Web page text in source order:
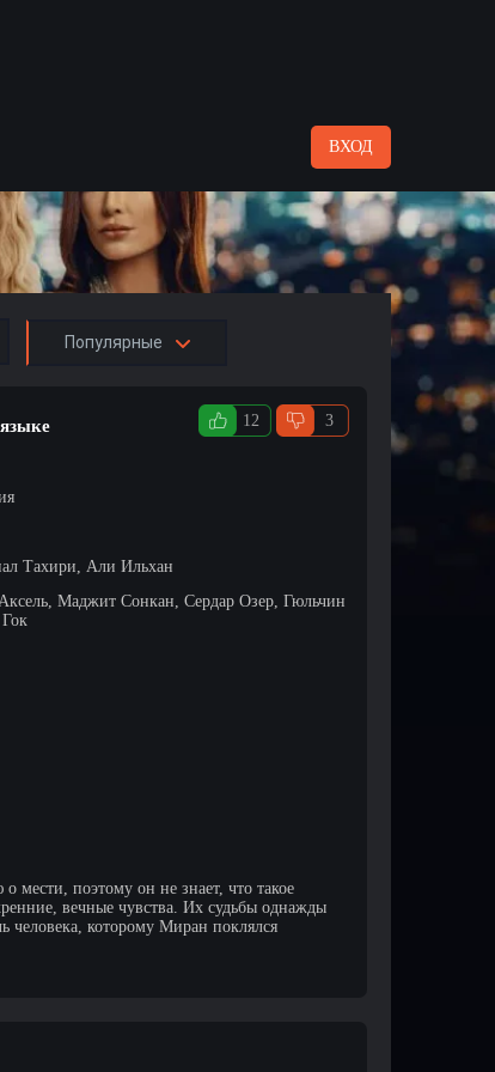
ВХОД
Популярные
12 3
Тахири, Али Ильхан
Маджит Сонкан, Сердар Озер, Гюльчин
поэтому он не знает, что такое
вечные чувства. Их судьбы однажды
которому Миран поклялся